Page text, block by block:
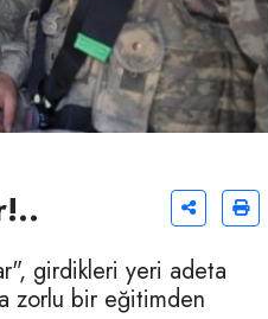
girdikleri yeri adeta
zorlu bir eğitimden